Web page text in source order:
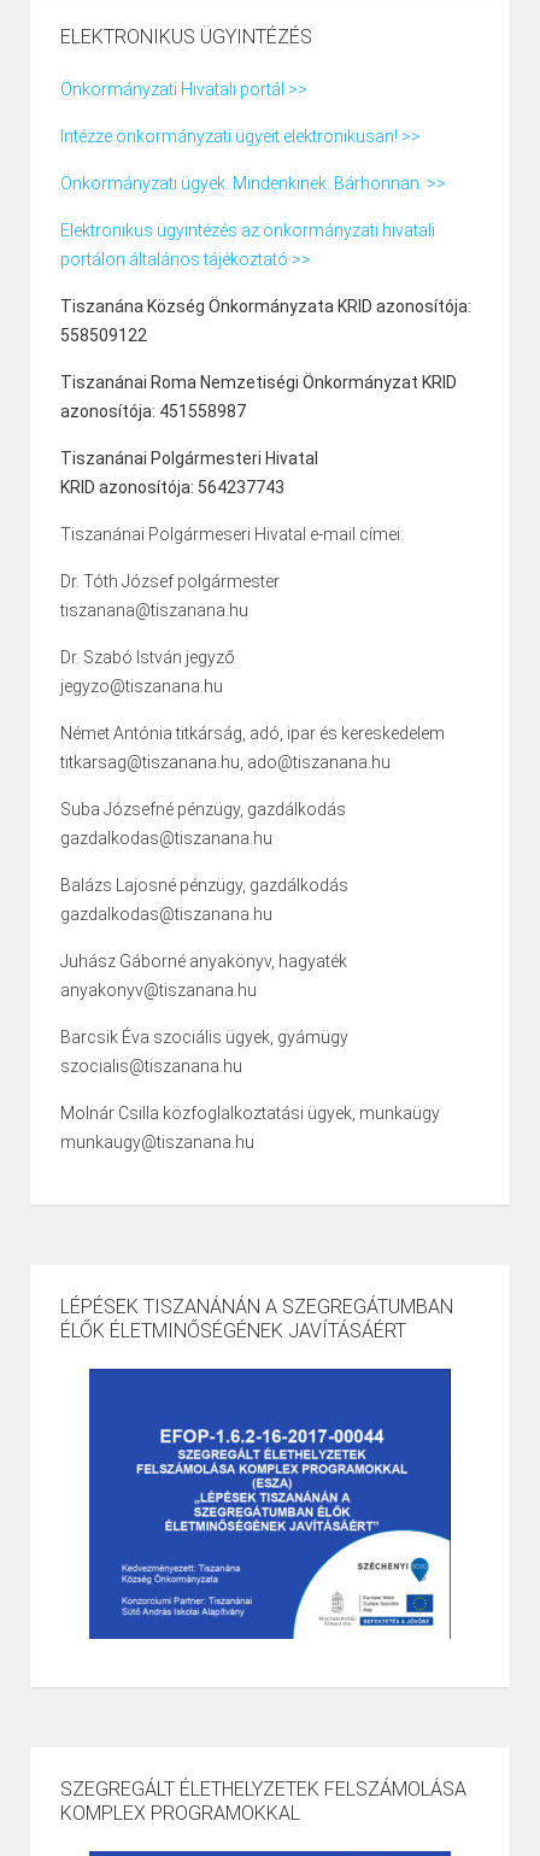
ELEKTRONIKUS ÜGYINTÉZÉS
Önkormányzati Hivatali portál >>
Intézze önkormányzati ügyeit elektronikusan! >>
Önkormányzati ügyek. Mindenkinek. Bárhonnan. >>
Elektronikus ügyintézés az önkormányzati hivatali
portálon általános tájékoztató >>
Tiszanána Község Önkormányzata KRID azonosítója:
558509122
Tiszanánai Roma Nemzetiségi Önkormányzat KRID
azonosítója: 451558987
Tiszanánai Polgármesteri Hivatal
KRID azonosítója: 564237743
Tiszanánai Polgármeseri Hivatal e-mail címei:
Dr. Tóth József polgármester
tiszanana@tiszanana.hu
Dr. Szabó István jegyző
jegyzo@tiszanana.hu
Német Antónia titkárság, adó, ipar és kereskedelem
titkarsag@tiszanana.hu, ado@tiszanana.hu
Suba Józsefné pénzügy, gazdálkodás
gazdalkodas@tiszanana.hu
Balázs Lajosné pénzügy, gazdálkodás
gazdalkodas@tiszanana.hu
Juhász Gáborné anyakönyv, hagyaték
anyakonyv@tiszanana.hu
Barcsik Éva szociális ügyek, gyámügy
szocialis@tiszanana.hu
Molnár Csilla közfoglalkoztatási ügyek, munkaügy
munkaugy@tiszanana.hu
LÉPÉSEK TISZANÁNÁN A SZEGREGÁTUMBAN
ÉLŐK ÉLETMINŐSÉGÉNEK JAVÍTÁSÁÉRT
SZEGREGÁLT ÉLETHELYZETEK FELSZÁMOLÁSA
KOMPLEX PROGRAMOKKAL